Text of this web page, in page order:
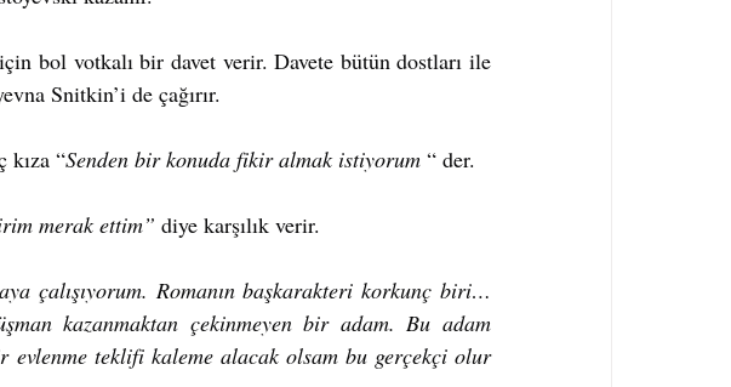
bol votkalı bir davet verir. Davete bütün dostları ile
Snitkin’i de çağırır.
kıza “Senden bir konuda fikir almak istiyorum “ der.
merak ettim” diye karşılık verir.
çalışıyorum. Romanın başkarakteri korkunç biri…
kazanmaktan çekinmeyen bir adam. Bu adam
evlenme teklifi kaleme alacak olsam bu gerçekçi olur